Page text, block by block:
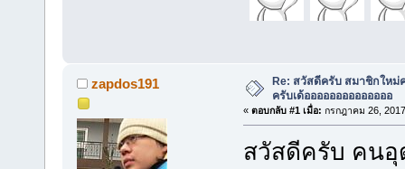
zapdos191
Re: สวัสดีครับ สมาชิกใหม่
ครับเด้ออออออออออออออ
« ตอบกลับ #1 เมื่อ: กรกฎาคม 26,
สวัสดีครับ คนอุ